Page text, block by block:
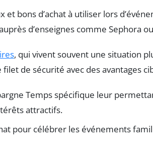
et bons d’achat à utiliser lors
d’enseignes comme Sephora
, qui vivent souvent une situation
de sécurité avec des avantages
Temps spécifique leur
attractifs.
pour célébrer les événements